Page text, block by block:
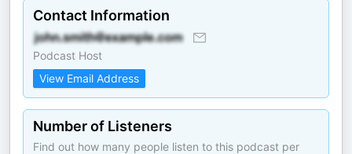
Contact Information
Podcast Host
View Email Address
Number of Listeners
Find out how many people listen to this podcast per